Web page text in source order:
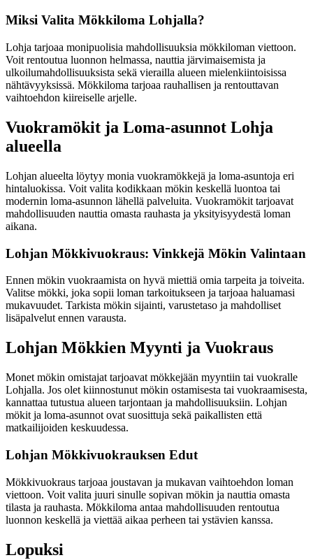
Miksi Valita Mökkiloma Lohjalla?
Lohja tarjoaa monipuolisia mahdollisuuksia mökkiloman viettoon.
Voit rentoutua luonnon helmassa, nauttia järvimaisemista ja
ulkoilumahdollisuuksista sekä vierailla alueen mielenkiintoisissa
nähtävyyksissä. Mökkiloma tarjoaa rauhallisen ja rentouttavan
vaihtoehdon kiireiselle arjelle.
Vuokramökit ja Loma-asunnot Lohja
alueella
Lohjan alueelta löytyy monia vuokramökkejä ja loma-asuntoja eri
hintaluokissa. Voit valita kodikkaan mökin keskellä luontoa tai
modernin loma-asunnon lähellä palveluita. Vuokramökit tarjoavat
mahdollisuuden nauttia omasta rauhasta ja yksityisyydestä loman
aikana.
Lohjan Mökkivuokraus: Vinkkejä Mökin Valintaan
Ennen mökin vuokraamista on hyvä miettiä omia tarpeita ja toiveita.
Valitse mökki, joka sopii loman tarkoitukseen ja tarjoaa haluamasi
mukavuudet. Tarkista mökin sijainti, varustetaso ja mahdolliset
lisäpalvelut ennen varausta.
Lohjan Mökkien Myynti ja Vuokraus
Monet mökin omistajat tarjoavat mökkejään myyntiin tai vuokralle
Lohjalla. Jos olet kiinnostunut mökin ostamisesta tai vuokraamisesta,
kannattaa tutustua alueen tarjontaan ja mahdollisuuksiin. Lohjan
mökit ja loma-asunnot ovat suosittuja sekä paikallisten että
matkailijoiden keskuudessa.
Lohjan Mökkivuokrauksen Edut
Mökkivuokraus tarjoaa joustavan ja mukavan vaihtoehdon loman
viettoon. Voit valita juuri sinulle sopivan mökin ja nauttia omasta
tilasta ja rauhasta. Mökkiloma antaa mahdollisuuden rentoutua
luonnon keskellä ja viettää aikaa perheen tai ystävien kanssa.
Lopuksi